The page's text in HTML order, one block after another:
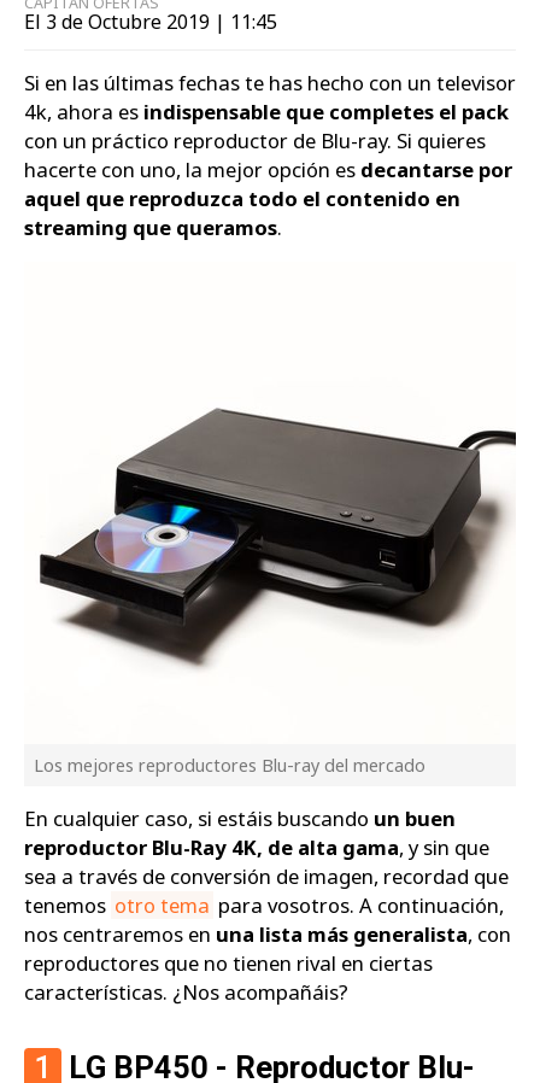
El 3 de Octubre 2019 | 11:45
Si en las últimas fechas te has hecho con un televisor
4k, ahora es indispensable que completes el pack
con un práctico reproductor de Blu-ray. Si quieres
hacerte con uno, la mejor opción es decantarse por
aquel que reproduzca todo el contenido en
streaming que queramos.
Los mejores reproductores Blu-ray del mercado
En cualquier caso, si estáis buscando un buen
reproductor Blu-Ray 4K, de alta gama, y sin que
sea a través de conversión de imagen, recordad que
tenemos otro tema para vosotros. A continuación,
nos centraremos en una lista más generalista, con
reproductores que no tienen rival en ciertas
características. ¿Nos acompañáis?
1 LG BP450 - Reproductor Blu-